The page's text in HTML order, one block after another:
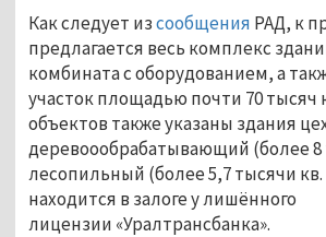
Как следует изсообщения РАД, к
предлагается весь комплекс
комбината с оборудованием, а
участок площадью почти 70 тысяч
объектов также указаны здания
деревоообрабатывающий (более 8
лесопильный (более 5,7 тысячи
находится в залоге у лишённого
лицензии «Уралтрансбанка».